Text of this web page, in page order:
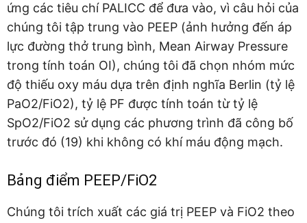
ứng các tiêu chí PALICC để đưa vào, vì câu hỏi của
chúng tôi tập trung vào PEEP (ảnh hưởng đến áp
lực đường thở trung bình, Mean Airway Pressure
trong tính toán OI), chúng tôi đã chọn nhóm mức
độ thiếu oxy máu dựa trên định nghĩa Berlin (tỷ lệ
PaO2/FiO2), tỷ lệ PF được tính toán từ tỷ lệ
SpO2/FiO2 sử dụng các phương trình đã công bố
trước đó (19) khi không có khí máu động mạch.
Bảng điểm PEEP/FiO2
Chúng tôi trích xuất các giá trị PEEP và FiO2 theo